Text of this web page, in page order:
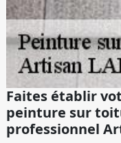
Faites établir
peinture sur
professionnel